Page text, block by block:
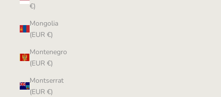
€)
Mongolia
(EUR €)
Montenegro
(EUR €)
Montserrat
(EUR €)